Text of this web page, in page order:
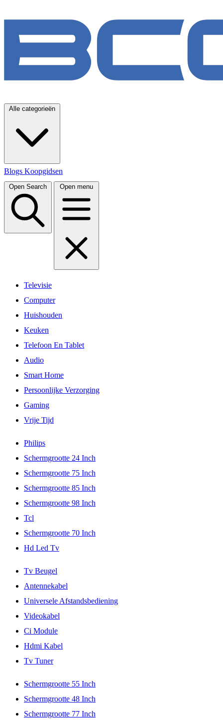
Alle categorieën
Blogs Koopgidsen
Open Search Open menu
Televisie
Computer
Huishouden
Keuken
Telefoon En Tablet
Audio
Smart Home
Persoonlijke Verzorging
Gaming
Vrije Tijd
Philips
Schermgrootte 24 Inch
Schermgrootte 75 Inch
Schermgrootte 85 Inch
Schermgrootte 98 Inch
Tcl
Schermgrootte 70 Inch
Hd Led Tv
Tv Beugel
Antennekabel
Universele Afstandsbediening
Videokabel
Ci Module
Hdmi Kabel
Tv Tuner
Schermgrootte 55 Inch
Schermgrootte 48 Inch
Schermgrootte 77 Inch